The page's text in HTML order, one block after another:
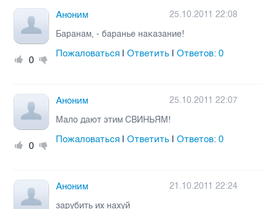
0
Аноним
25.10.2011 22:08
Баранам, - баранье наказание!
Пожаловаться |Ответить |Ответов:0
0
Аноним
25.10.2011 22:07
Мало дают этим СВИНЬЯМ!
Пожаловаться |Ответить |Ответов:0
Аноним
21.10.2011 22:24
зарубить их нахуй